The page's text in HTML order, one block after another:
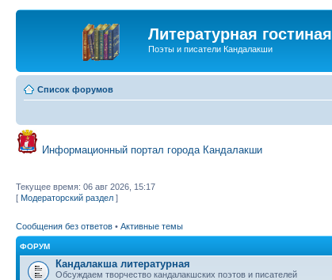
Литературная гостиная
Поэты и писатели Кандалакши
Список форумов
Информационный портал города Кандалакши
Текущее время: 06 авг 2026, 15:17
[ Модераторский раздел ]
Сообщения без ответов • Активные темы
ФОРУМ
Кандалакша литературная
Обсуждаем творчество кандалакшских поэтов и писателей